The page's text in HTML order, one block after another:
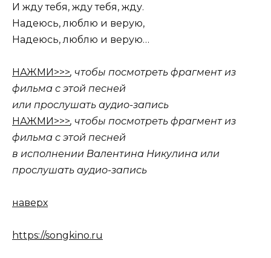
И жду тебя, жду тебя, жду.
Надеюсь, люблю и верую,
Надеюсь, люблю и верую…
НАЖМИ>>>, чтобы посмотреть фрагмент из
фильма с этой песней
или прослушать аудио-запись
НАЖМИ>>>, чтобы посмотреть фрагмент из
фильма с этой песней
в исполнении Валентина Никулина или
прослушать аудио-запись
наверх
https://songkino.ru